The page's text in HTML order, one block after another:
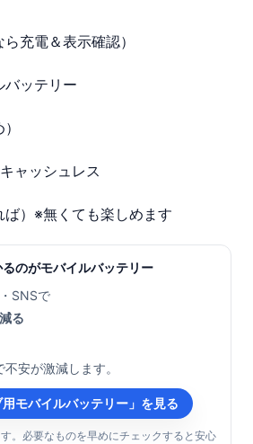
充電＆表示確認）
バッテリー
ャッシュレス
）※無くても楽しめます
のがモバイルバッテリー
SNSで
る
安が激減します。
モバイルバッテリー」を見る
。必要なものを早めにチェックすると安心